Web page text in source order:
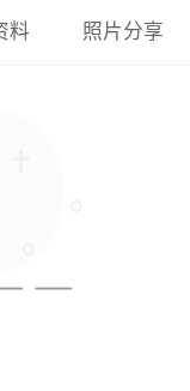
料 照片分享